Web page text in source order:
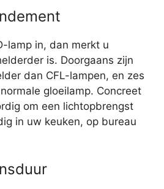
lamp in, dan merkt u
is. Doorgaans zijn
dan CFL-lampen, en zes
gloeilamp. Concreet
om een lichtopbrengst
in uw keuken, op bureau